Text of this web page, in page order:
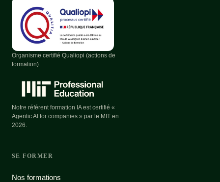
Organisme certifié Qualiopi (actions de
formation).
Notre référent formation IA est certifié «
Agentic AI for companies » par le MIT en
2026.
SE FORMER
Nos formations